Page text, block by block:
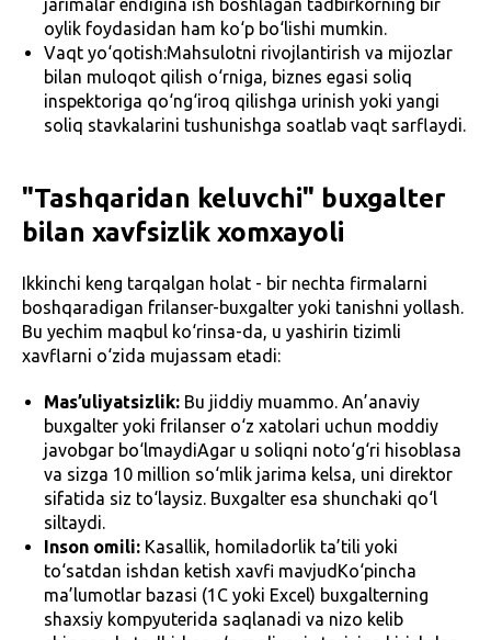
jarimalar endigina ish boshlagan tadbirkorning bir
oylik foydasidan ham ko‘p bo‘lishi mumkin.
Vaqt yo‘qotish:Mahsulotni rivojlantirish va mijozlar
bilan muloqot qilish o‘rniga, biznes egasi soliq
inspektoriga qo‘ng‘iroq qilishga urinish yoki yangi
soliq stavkalarini tushunishga soatlab vaqt sarflaydi.
"Tashqaridan keluvchi" buxgalter
bilan xavfsizlik xomxayoli
Ikkinchi keng tarqalgan holat - bir nechta firmalarni
boshqaradigan frilanser-buxgalter yoki tanishni yollash.
Bu yechim maqbul ko‘rinsa-da, u yashirin tizimli
xavflarni o‘zida mujassam etadi:
Mas’uliyatsizlik: Bu jiddiy muammo. An’anaviy
buxgalter yoki frilanser o‘z xatolari uchun moddiy
javobgar bo‘lmaydiAgar u soliqni noto‘g‘ri hisoblasa
va sizga 10 million so‘mlik jarima kelsa, uni direktor
sifatida siz to‘laysiz. Buxgalter esa shunchaki qo‘l
siltaydi.
Inson omili: Kasallik, homiladorlik ta’tili yoki
to‘satdan ishdan ketish xavfi mavjudKo‘pincha
ma’lumotlar bazasi (1C yoki Excel) buxgalterning
shaxsiy kompyuterida saqlanadi va nizo kelib